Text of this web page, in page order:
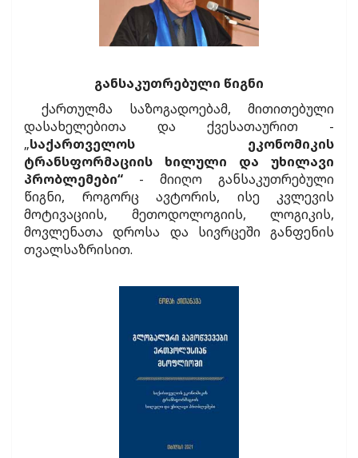
განსაკუთრებული წიგნი
ქართულმა საზოგადოებამ, მითითებული
დასახელებითა და ქვესათაურით -
„საქართველოს ეკონომიკის
ტრანსფორმაციის ხილული და უხილავი
პრობლემები“ - მიიღო განსაკუთრებული
წიგნი, როგორც ავტორის, ისე კვლევის
მოტივაციის, მეთოდოლოგიის, ლოგიკის,
მოვლენათა დროსა და სივრცეში განფენის
თვალსაზრისით.